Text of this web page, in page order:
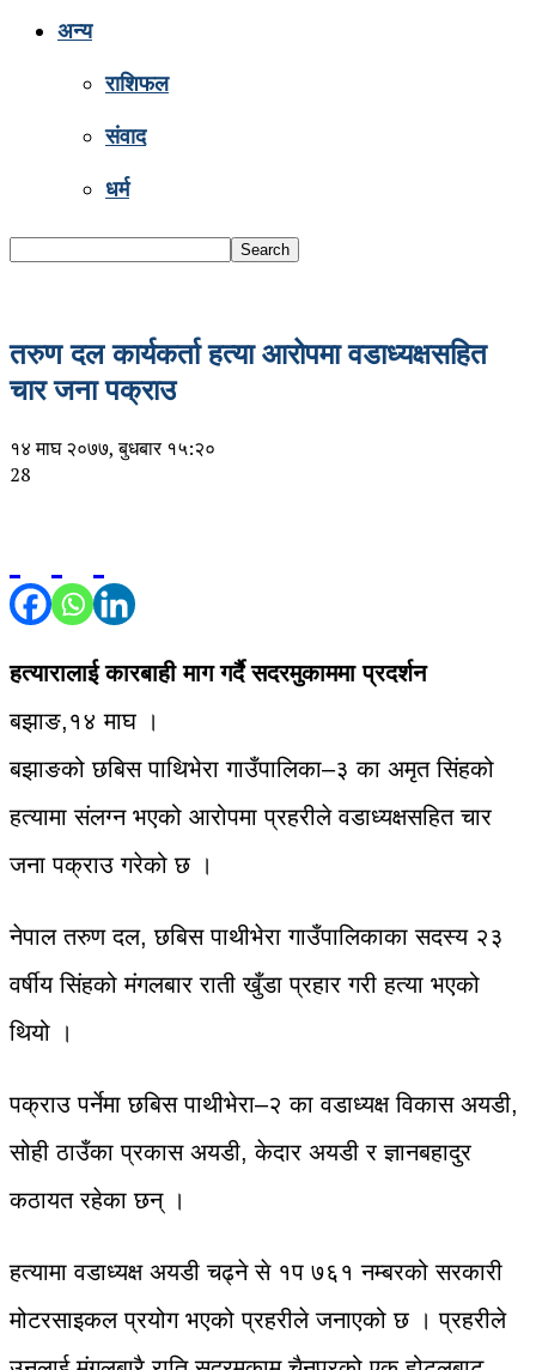
अन्य
राशिफल
संवाद
धर्म
तरुण दल कार्यकर्ता हत्या आरोपमा वडाध्यक्षसहित
चार जना पक्राउ
१४ माघ २०७७, बुधबार १५:२०
28
हत्यारालाई कारबाही माग गर्दै सदरमुकाममा प्रदर्शन
बझाङ,१४ माघ ।
बझाङको छबिस पाथिभेरा गाउँपालिका–३ का अमृत सिंहको
हत्यामा संलग्न भएको आरोपमा प्रहरीले वडाध्यक्षसहित चार
जना पक्राउ गरेको छ ।
नेपाल तरुण दल, छबिस पाथीभेरा गाउँपालिकाका सदस्य २३
वर्षीय सिंहको मंगलबार राती खुँडा प्रहार गरी हत्या भएको
थियो ।
पक्राउ पर्नेमा छबिस पाथीभेरा–२ का वडाध्यक्ष विकास अयडी,
सोही ठाउँका प्रकास अयडी, केदार अयडी र ज्ञानबहादुर
कठायत रहेका छन् ।
हत्यामा वडाध्यक्ष अयडी चढ्ने से १प ७६१ नम्बरको सरकारी
मोटरसाइकल प्रयोग भएको प्रहरीले जनाएको छ । प्रहरीले